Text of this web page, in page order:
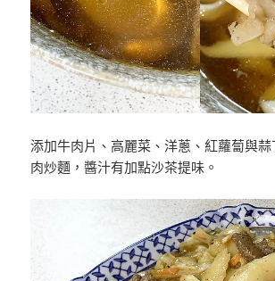
添加牛肉片、高麗菜、洋蔥、紅蘿蔔與
肉炒麵，醬汁有加點沙茶提味。